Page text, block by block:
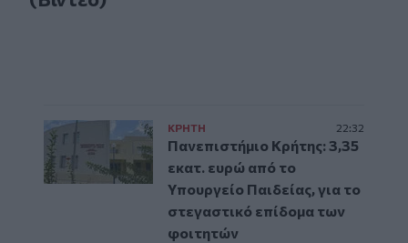
ΚΡΗΤΗ 22:32
Πανεπιστήμιο Κρήτης: 3,35
εκατ. ευρώ από το
Υπουργείο Παιδείας, για το
στεγαστικό επίδομα των
φοιτητών